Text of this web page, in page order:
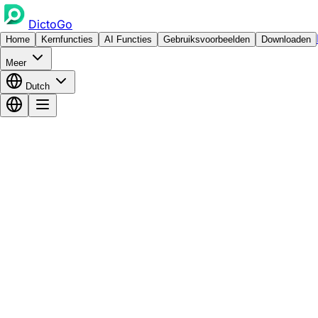
DictoGo
Home Kernfuncties AI Functies Gebruiksvoorbeelden Downloaden
Meer
Dutch